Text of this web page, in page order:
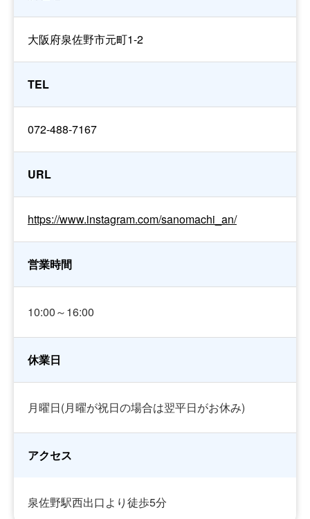
大阪府泉佐野市元町1-2
TEL
072-488-7167
URL
https://www.instagram.com/sanomachi_an/
営業時間
10:00～16:00
休業日
月曜日(月曜が祝日の場合は翌平日がお休み)
アクセス
泉佐野駅西出口より徒歩5分